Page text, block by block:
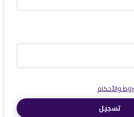
والأحكام
تسجيل